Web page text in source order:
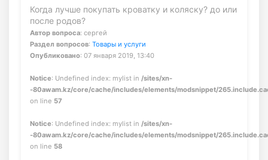
Когда лучше покупать кроватку и коляску? до или
после родов?
Автор вопроса: сергей
Раздел вопросов: Товары и услуги
Опубликовано: 07 января 2019, 13:40
Notice: Undefined index: mylist in /sites/xn-
-80awam.kz/core/cache/includes/elements/modsnippet/
on line 57
Notice: Undefined index: mylist in /sites/xn-
-80awam.kz/core/cache/includes/elements/modsnippet/
on line 58